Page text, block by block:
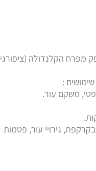
מפרח הקלנדולה (ציפורני
:
משקם עור.
גירויי עור, פטמות